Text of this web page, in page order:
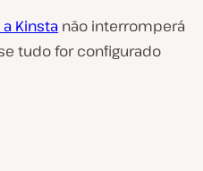
Kinsta não interromperá
tudo for configurado